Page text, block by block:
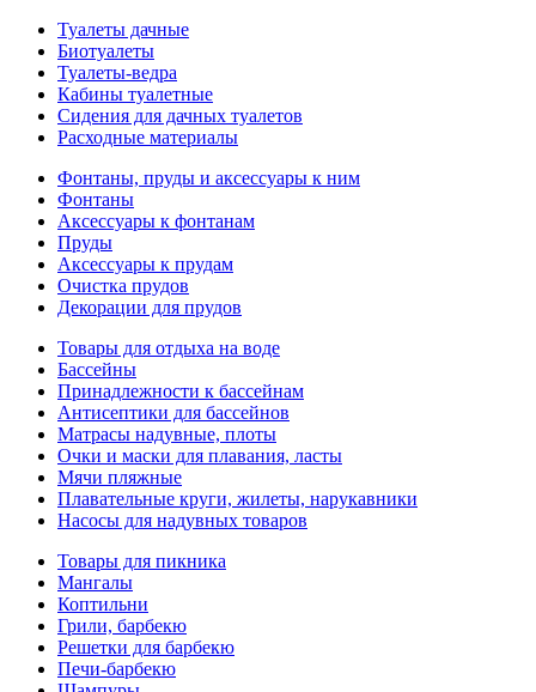
Туалеты дачные
Биотуалеты
Туалеты-ведра
Кабины туалетные
Сидения для дачных туалетов
Расходные материалы
Фонтаны, пруды и аксессуары к ним
Фонтаны
Аксессуары к фонтанам
Пруды
Аксессуары к прудам
Очистка прудов
Декорации для прудов
Товары для отдыха на воде
Бассейны
Принадлежности к бассейнам
Антисептики для бассейнов
Матраcы надувные, плоты
Очки и маски для плавания, ласты
Мячи пляжные
Плавательные круги, жилеты, нарукавники
Насосы для надувных товаров
Товары для пикника
Мангалы
Коптильни
Грили, барбекю
Решетки для барбекю
Печи-барбекю